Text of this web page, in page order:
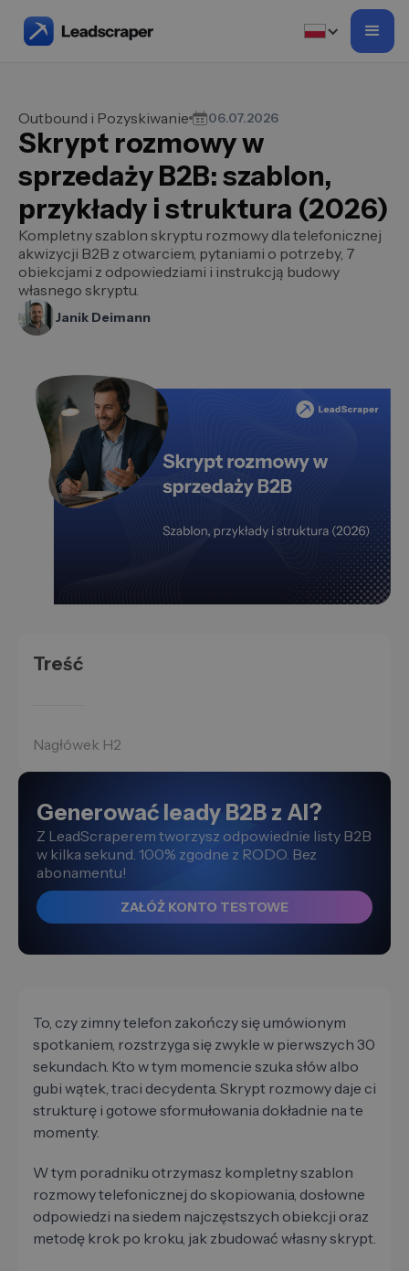
Outbound i Pozyskiwanie 06.07.2026
Skrypt rozmowy w
sprzedaży B2B: szablon,
przykłady i struktura (2026)
Kompletny szablon skryptu rozmowy dla telefonicznej
akwizycji B2B z otwarciem, pytaniami o potrzeby, 7
obiekcjami z odpowiedziami i instrukcją budowy
własnego skryptu.
Janik Deimann
Treść
Nagłówek H2
Generować leady B2B z AI?
Z LeadScraperem tworzysz odpowiednie listy B2B
w kilka sekund. 100% zgodne z RODO. Bez
abonamentu!
ZAŁÓŻ KONTO TESTOWE
To, czy zimny telefon zakończy się umówionym
spotkaniem, rozstrzyga się zwykle w pierwszych 30
sekundach. Kto w tym momencie szuka słów albo
gubi wątek, traci decydenta. Skrypt rozmowy daje ci
strukturę i gotowe sformułowania dokładnie na te
momenty.
W tym poradniku otrzymasz kompletny szablon
rozmowy telefonicznej do skopiowania, dosłowne
odpowiedzi na siedem najczęstszych obiekcji oraz
metodę krok po kroku, jak zbudować własny skrypt.